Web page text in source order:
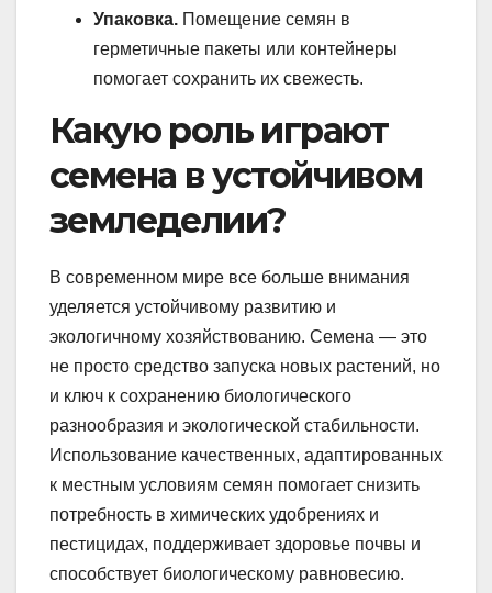
Упаковка. Помещение семян в
герметичные пакеты или контейнеры
помогает сохранить их свежесть.
Какую роль играют
семена в устойчивом
земледелии?
В современном мире все больше внимания
уделяется устойчивому развитию и
экологичному хозяйствованию. Семена — это
не просто средство запуска новых растений, но
и ключ к сохранению биологического
разнообразия и экологической стабильности.
Использование качественных, адаптированных
к местным условиям семян помогает снизить
потребность в химических удобрениях и
пестицидах, поддерживает здоровье почвы и
способствует биологическому равновесию.